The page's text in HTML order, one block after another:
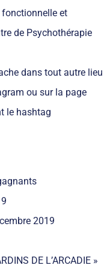
fonctionnelle et
de Psychothérapie
dans tout autre lieu
ou sur la page
le hashtag
2019
DE L’ARCADIE »